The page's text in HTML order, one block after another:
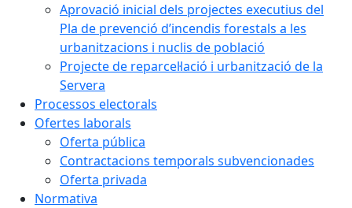
Aprovació inicial dels projectes executius del
Pla de prevenció d’incendis forestals a les
urbanitzacions i nuclis de població
Projecte de reparcel·lació i urbanització de la
Servera
Processos electorals
Ofertes laborals
Oferta pública
Contractacions temporals subvencionades
Oferta privada
Normativa